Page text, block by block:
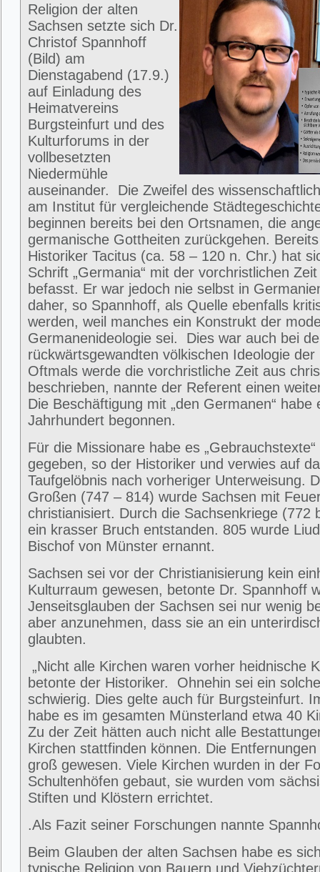
Religion der alten
Sachsen setzte sich Dr.
Christof Spannhoff
(Bild) am
Dienstagabend (17.9.)
auf Einladung des
Heimatvereins
Burgsteinfurt und des
Kulturforums in der
vollbesetzten
Niedermühle
auseinander. Die Zweifel des
am Institut für vergleichende
beginnen bereits bei den Ortsnamen, die
germanische Gottheiten zurückgehen.
Historiker Tacitus (ca. 58 – 120 n. Chr.) hat
Schrift „Germania“ mit der vorchristlichen
befasst. Er war jedoch nie selbst in
daher, so Spannhoff, als Quelle ebenfalls
werden, weil manches ein Konstrukt der
Germanenideologie sei. Dies war auch bei
rückwärtsgewandten völkischen Ideologie der
Oftmals werde die vorchristliche Zeit aus
beschrieben, nannte der Referent einen
Die Beschäftigung mit „den Germanen“ habe
Jahrhundert begonnen.
Für die Missionare habe es
gegeben, so der Historiker und verwies auf
Taufgelöbnis nach vorheriger Unterweisung.
Großen (747 – 814) wurde Sachsen mit
christianisiert. Durch die Sachsenkriege (772
ein krasser Bruch entstanden. 805 wurde
Bischof von Münster ernannt.
Sachsen sei vor der Christianisierung kein
Kulturraum gewesen, betonte Dr. Spannhoff
Jenseitsglauben der Sachsen sei nur wenig
aber anzunehmen, dass sie an ein
glaubten.
„Nicht alle Kirchen waren vorher heidnische
betonte der Historiker. Ohnehin sei ein
schwierig. Dies gelte auch für Burgsteinfurt.
habe es im gesamten Münsterland etwa 40
Zu der Zeit hätten auch nicht alle
Kirchen stattfinden können. Die
groß gewesen. Viele Kirchen wurden in der
Schultenhöfen gebaut, sie wurden vom
Stiften und Klöstern errichtet.
.Als Fazit seiner Forschungen nannte
Beim Glauben der alten Sachsen habe es
typische Religion von Bauern und